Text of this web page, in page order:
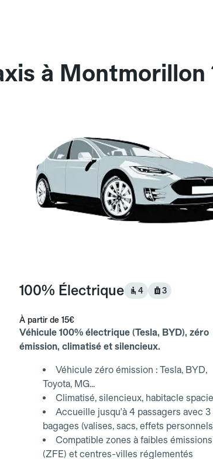
à Montmorillon
100% Électrique 4 3
À partir de 15€
Véhicule 100% électrique (Tesla, BYD), zéro
émission, climatisé et silencieux.
Véhicule zéro émission : Tesla, BYD,
Toyota, MG...
Climatisé, silencieux, habitacle
Accueille jusqu'à 4 passagers avec 3
bagages (valises, sacs, effets
Compatible zones à faibles émissions
(ZFE) et centres-villes réglementés